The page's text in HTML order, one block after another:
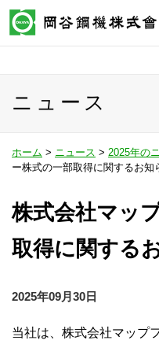
ニュース
ホーム > ニュース > 2025年の
ー株式の一部取得に関するお知
株式会社マッ
取得に関する
2025年09月30日
当社は、株式会社マップ